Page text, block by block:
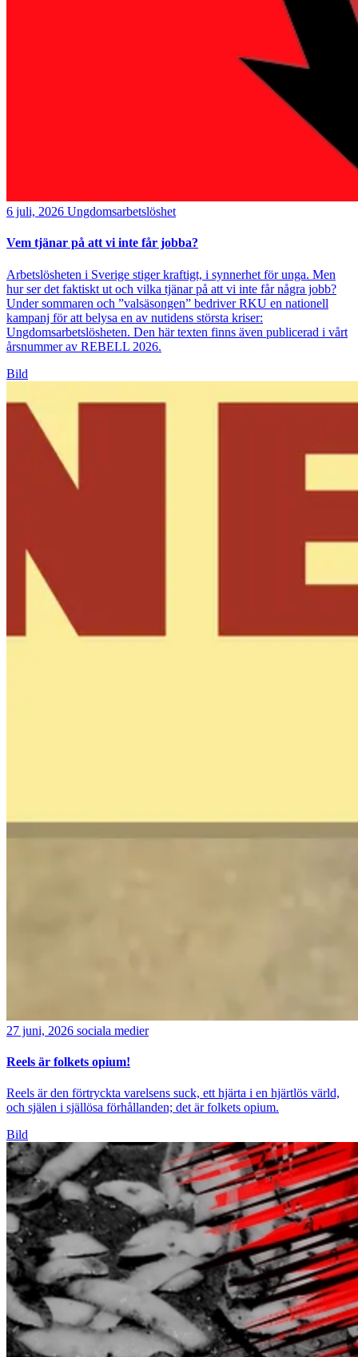
6 juli, 2026 Ungdomsarbetslöshet
Vem tjänar på att vi inte får jobba?
Arbetslösheten i Sverige stiger kraftigt, i synnerhet för unga. Men
hur ser det faktiskt ut och vilka tjänar på att vi inte får några jobb?
Under sommaren och ”valsäsongen” bedriver RKU en nationell
kampanj för att belysa en av nutidens största kriser:
Ungdomsarbetslösheten. Den här texten finns även publicerad i vårt
årsnummer av REBELL 2026.
Bild
27 juni, 2026 sociala medier
Reels är folkets opium!
Reels är den förtryckta varelsens suck, ett hjärta i en hjärtlös värld,
och själen i själlösa förhållanden; det är folkets opium.
Bild